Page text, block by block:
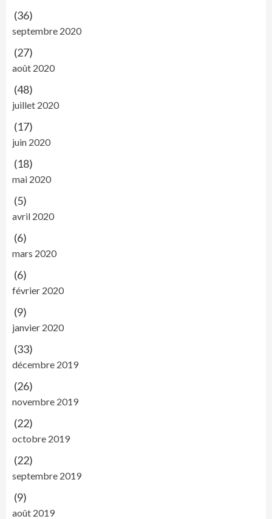
(36)
septembre 2020
(27)
août 2020
(48)
juillet 2020
(17)
juin 2020
(18)
mai 2020
(5)
avril 2020
(6)
mars 2020
(6)
février 2020
(9)
janvier 2020
(33)
décembre 2019
(26)
novembre 2019
(22)
octobre 2019
(22)
septembre 2019
(9)
août 2019